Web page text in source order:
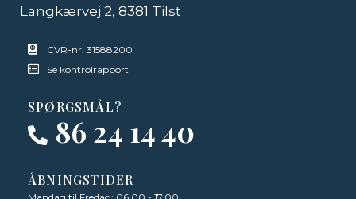
Langkærvej 2, 8381 Tilst
CVR-nr. 31588200
Se kontrolrapport
SPØRGSMÅL?
86 24 14 40
ÅBNINGSTIDER